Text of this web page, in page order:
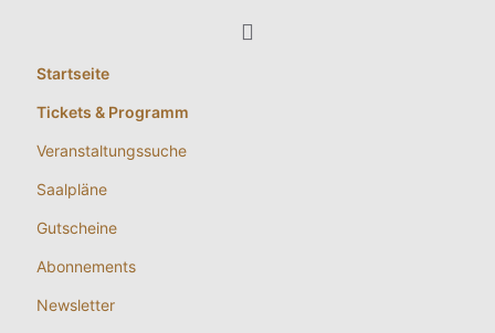
Startseite
Tickets & Programm
Veranstaltungssuche
Saalpläne
Gutscheine
Abonnements
Newsletter